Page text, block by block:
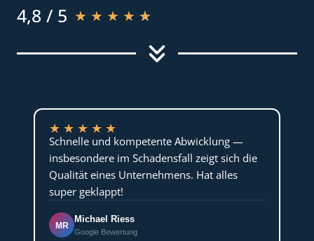
4,8 / 5 ★ ★ ★ ★ ★
★ ★ ★ ★ ★
Schnelle und kompetente Abwicklung —
insbesondere im Schadensfall zeigt sich die
Qualität eines Unternehmens. Hat alles
super geklappt!
MR
Michael Riess
Google Bewertung